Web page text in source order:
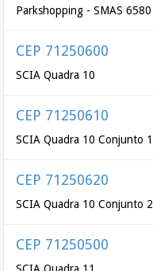
Parkshopping - SMAS 6580
CEP 71250600
SCIA Quadra 10
CEP 71250610
SCIA Quadra 10 Conjunto 1
CEP 71250620
SCIA Quadra 10 Conjunto 2
CEP 71250500